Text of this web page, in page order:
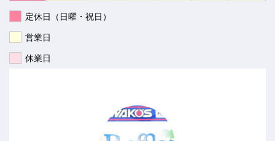
定休日（日曜・祝日）
営業日
休業日